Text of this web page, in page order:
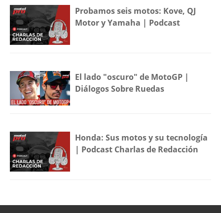
Probamos seis motos: Kove, QJ
Motor y Yamaha | Podcast
El lado "oscuro" de MotoGP |
Diálogos Sobre Ruedas
Honda: Sus motos y su tecnología
| Podcast Charlas de Redacción